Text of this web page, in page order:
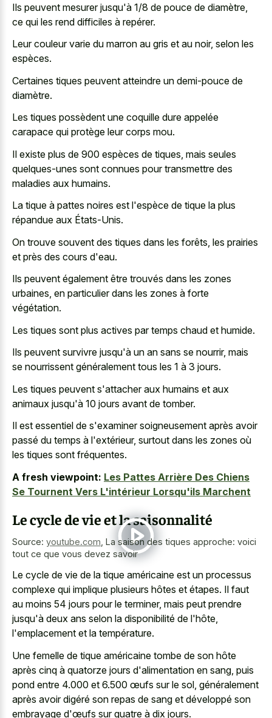
Ils peuvent mesurer jusqu'à 1/8 de pouce de diamètre,
ce qui les rend difficiles à repérer.
Leur couleur varie du marron au gris et au noir, selon les
espèces.
Certaines tiques peuvent atteindre un demi-pouce de
diamètre.
Les tiques possèdent une coquille dure appelée
carapace qui protège leur corps mou.
Il existe plus de 900 espèces de tiques, mais seules
quelques-unes sont connues pour transmettre des
maladies aux humains.
La tique à pattes noires est l'espèce de tique la plus
répandue aux États-Unis.
On trouve souvent des tiques dans les forêts, les prairies
et près des cours d'eau.
Ils peuvent également être trouvés dans les zones
urbaines, en particulier dans les zones à forte
végétation.
Les tiques sont plus actives par temps chaud et humide.
Ils peuvent survivre jusqu'à un an sans se nourrir, mais
se nourrissent généralement tous les 1 à 3 jours.
Les tiques peuvent s'attacher aux humains et aux
animaux jusqu'à 10 jours avant de tomber.
Il est essentiel de s'examiner soigneusement après avoir
passé du temps à l'extérieur, surtout dans les zones où
les tiques sont fréquentes.
A fresh viewpoint: Les Pattes Arrière Des Chiens
Se Tournent Vers L'intérieur Lorsqu'ils Marchent
Le cycle de vie et la saisonnalité
Source: youtube.com La saison des tiques approche: voici
tout ce que vous devez savoir
Le cycle de vie de la tique américaine est un processus
complexe qui implique plusieurs hôtes et étapes. Il faut
au moins 54 jours pour le terminer, mais peut prendre
jusqu'à deux ans selon la disponibilité de l'hôte,
l'emplacement et la température.
Une femelle de tique américaine tombe de son hôte
après cinq à quatorze jours d'alimentation en sang, puis
pond entre 4.000 et 6.500 œufs sur le sol, généralement
après avoir digéré son repas de sang et développé son
embrayage d'œufs sur quatre à dix jours.